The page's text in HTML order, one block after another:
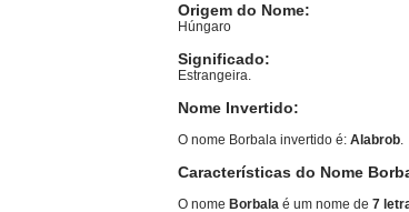
Origem do Nome:
Húngaro
Significado:
Estrangeira.
Nome Invertido:
O nome Borbala invertido é: Alabrob.
Características do Nome
O nome Borbala é um nome de 7